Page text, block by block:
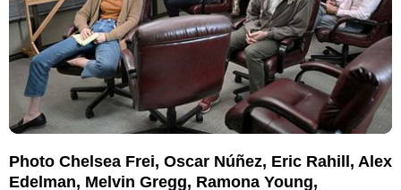
Photo Chelsea Frei, Oscar Núñez, Eric Rahill, Alex
Edelman, Melvin Gregg, Ramona Young,